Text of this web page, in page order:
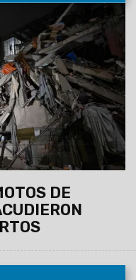
DE
ocurrieron de
en el estado de
sismos se sintieron
donde hubo
caídos y alerta de
de rescate.